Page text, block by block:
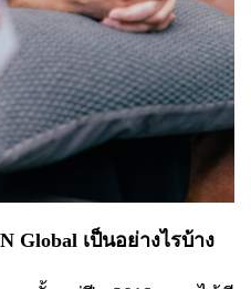
Global เป็นอย่างไรบ้าง